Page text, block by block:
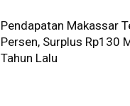
Pendapatan Makassar
Persen, Surplus Rp130
Tahun Lalu